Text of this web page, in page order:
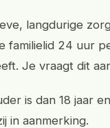
langdurige
familielid 24 uur
Je vraagt dit
is dan 18 jaar
in aanmerking.